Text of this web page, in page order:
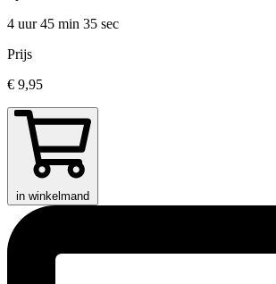
4 uur 45 min 35 sec
Prijs
€ 9,95
in winkelmand